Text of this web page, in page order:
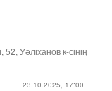
Уәліханов к-сінің
23.10.2025, 17:00